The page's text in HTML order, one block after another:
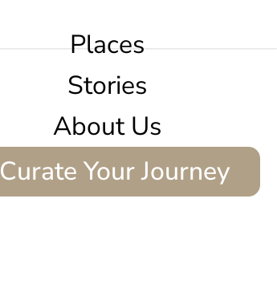
Places
Stories
About Us
Curate Your Journey